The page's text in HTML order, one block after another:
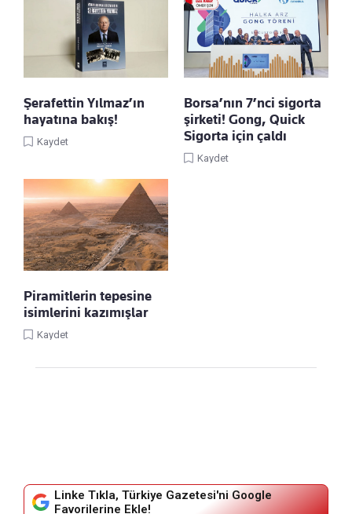
Şerafettin Yılmaz’ın
hayatına bakış!
Kaydet
Borsa’nın 7’nci sigorta
şirketi! Gong, Quick
Sigorta için çaldı
Kaydet
Piramitlerin tepesine
isimlerini kazımışlar
Kaydet
Linke Tıkla, Türkiye Gazetesi'ni Google
Favorilerine Ekle!